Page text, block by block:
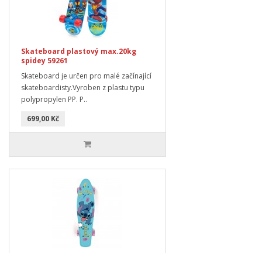
Skateboard plastový max.20kg
spidey 59261
Skateboard je určen pro malé začínající
skateboardisty.Vyroben z plastu typu
polypropylen PP. P..
699,00 Kč